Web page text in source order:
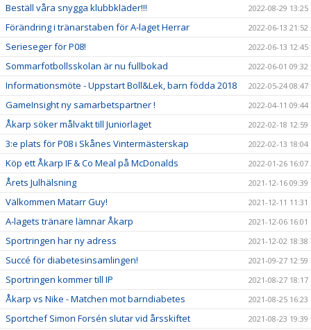
Beställ våra snygga klubbkläder!!! 2022-08-29 13:25
Förändring i tränarstaben för A-laget Herrar 2022-06-13 21:52
Serieseger för P08! 2022-06-13 12:45
Sommarfotbollsskolan är nu fullbokad 2022-06-01 09:32
Informationsmöte - Uppstart Boll&Lek, barn födda 2018 2022-05-24 08:47
GameInsight ny samarbetspartner ! 2022-04-11 09:44
Åkarp söker målvakt till Juniorlaget 2022-02-18 12:59
3:e plats för P08 i Skånes Vintermästerskap 2022-02-13 18:04
Köp ett Åkarp IF & Co Meal på McDonalds 2022-01-26 16:07
Årets Julhälsning 2021-12-16 09:39
Välkommen Matarr Guy! 2021-12-11 11:31
A-lagets tränare lämnar Åkarp 2021-12-06 16:01
Sportringen har ny adress 2021-12-02 18:38
Succé för diabetesinsamlingen! 2021-09-27 12:59
Sportringen kommer till IP 2021-08-27 18:17
Åkarp vs Nike - Matchen mot barndiabetes 2021-08-25 16:23
Sportchef Simon Forsén slutar vid årsskiftet 2021-08-23 19:39